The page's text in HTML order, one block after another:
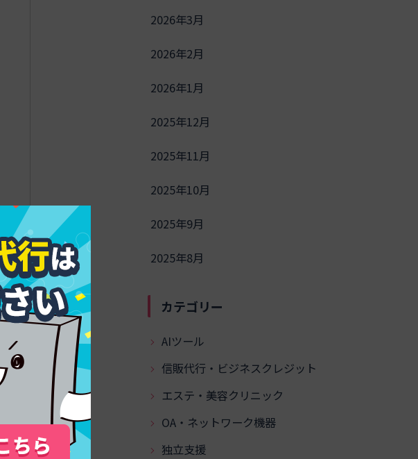
2026年3月
2026年2月
2026年1月
2025年12月
2025年11月
2025年10月
2025年9月
2025年8月
カテゴリー
AIツール
信販代行・ビジネスクレジット
エステ・美容クリニック
OA・ネットワーク機器
独立支援